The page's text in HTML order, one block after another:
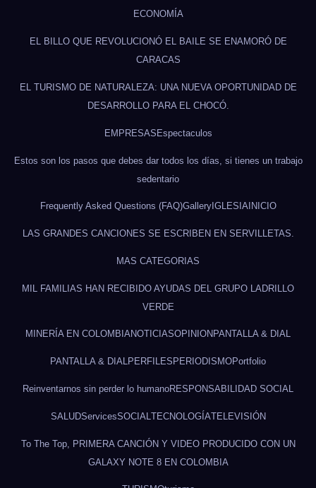
ECONOMÍA
EL BILLO QUE REVOLUCIONÓ EL BAILE SE ENAMORÓ DE
CARACAS
EL TURISMO DE NATURALEZA: UNA NUEVA OPORTUNIDAD DE
DESARROLLO PARA EL CHOCÓ.
EMPRESASEspectaculos
Estos son los pasos que debes dar todos los días, si tienes un trabajo
sedentario
Frequently Asked Questions (FAQ)GalleryIGLESIAINICIO
LAS GRANDES CANCIONES SE ESCRIBEN EN SERVILLETAS.
MAS CATEGORIAS
MIL FAMILIAS HAN RECIBIDO AYUDAS DEL GRUPO LADRILLO
VERDE
MINERÍA EN COLOMBIANOTICIASOPINION PANTALLA & DIAL
PANTALLA & DIALPERFILES PERIODISMOPortfolio
Reinventarnos sin perder lo humanoRESPONSABILIDAD SOCIAL
SALUDServicesSOCIAL TECNOLOGÍATELEVISIÓN
To The Top, PRIMERA CANCIÓN Y VIDEO PRODUCIDO CON UN
GALAXY NOTE 8 EN COLOMBIA